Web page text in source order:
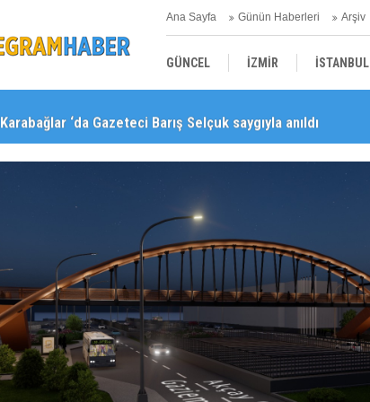
Ana Sayfa Günün Haberleri Arşiv
GÜNCEL İZMİR İSTANBUL
YEREL SAĞLIK
Karabağlar ‘da Gazeteci Barış Selçuk saygıyla anıldı